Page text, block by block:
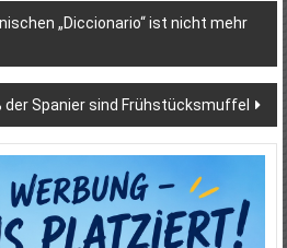
„Diccionario“ ist nicht mehr
der Spanier sind Frühstücksmuffel